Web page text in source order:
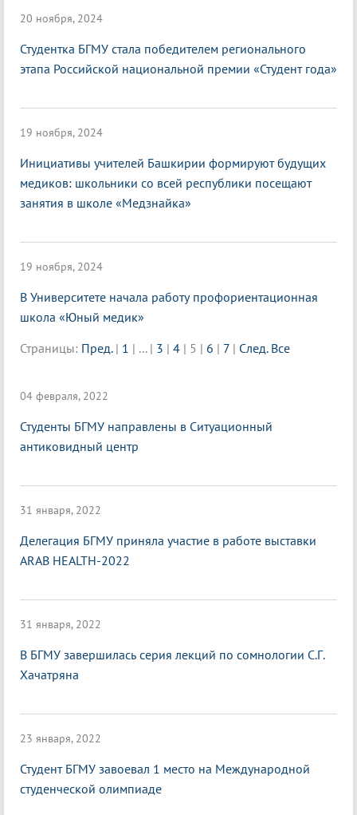
20 ноября, 2024
Студентка БГМУ стала победителем регионального
этапа Российской национальной премии «Студент года»
19 ноября, 2024
Инициативы учителей Башкирии формируют будущих
медиков: школьники со всей республики посещают
занятия в школе «Медзнайка»
19 ноября, 2024
В Университете начала работу профориентационная
школа «Юный медик»
Страницы: Пред. | 1 | ... | 3 | 4 | 5 | 6 | 7 | След. Все
04 февраля, 2022
Студенты БГМУ направлены в Ситуационный
антиковидный центр
31 января, 2022
Делегация БГМУ приняла участие в работе выставки
ARAB HEALTH-2022
31 января, 2022
В БГМУ завершилась серия лекций по сомнологии С.Г.
Хачатряна
23 января, 2022
Студент БГМУ завоевал 1 место на Международной
студенческой олимпиаде